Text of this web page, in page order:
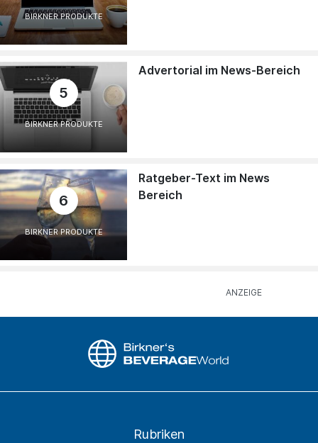
BIRKNER PRODUKTE
5
BIRKNER PRODUKTE
Advertorial im News-Bereich
6
BIRKNER PRODUKTE
Ratgeber-Text im News
Bereich
Rubriken